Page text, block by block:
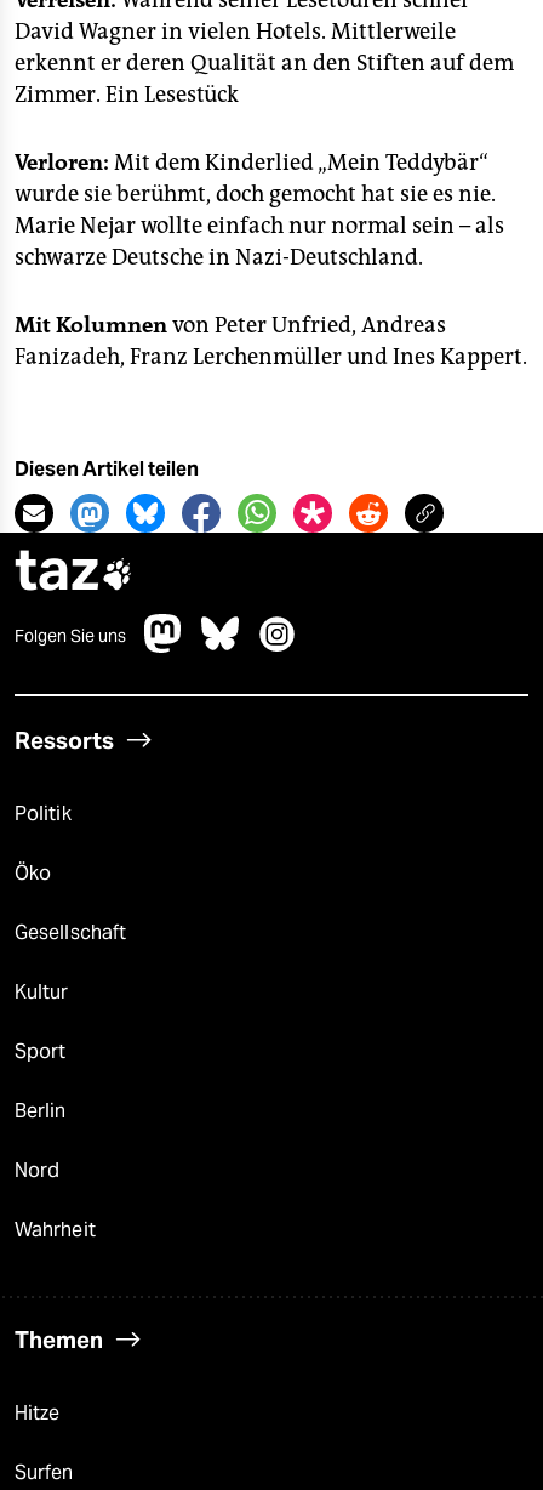
David Wagner in vielen Hotels. Mittlerweile
erkennt er deren Qualität an den Stiften auf dem
Zimmer. Ein Lesestück
Verloren: Mit dem Kinderlied „Mein Teddybär“
wurde sie berühmt, doch gemocht hat sie es nie.
Marie Nejar wollte einfach nur normal sein – als
schwarze Deutsche in Nazi-Deutschland.
Mit Kolumnenvon Peter Unfried, Andreas
Fanizadeh, Franz Lerchenmüller und Ines Kappert.
Diesen Artikel teilen
taz
Folgen Sie uns
Ressorts
Politik
Öko
Gesellschaft
Kultur
Sport
Berlin
Nord
Wahrheit
Themen
Hitze
Surfen